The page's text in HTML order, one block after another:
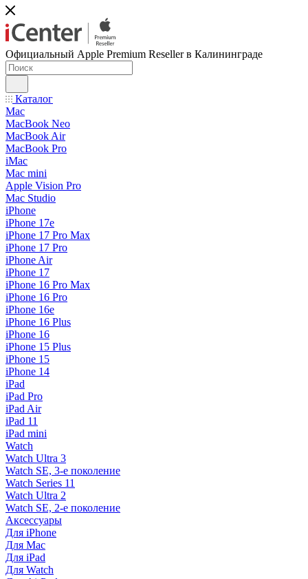
Официальный Apple Premium Reseller в Калининграде
Каталог
Mac
MacBook Neo
MacBook Air
MacBook Pro
iMac
Mac mini
Apple Vision Pro
Mac Studio
iPhone
iPhone 17e
iPhone 17 Pro Max
iPhone 17 Pro
iPhone Air
iPhone 17
iPhone 16 Pro Max
iPhone 16 Pro
iPhone 16e
iPhone 16 Plus
iPhone 16
iPhone 15 Plus
iPhone 15
iPhone 14
iPad
iPad Pro
iPad Air
iPad 11
iPad mini
Watch
Watch Ultra 3
Watch SE, 3-е поколение
Watch Series 11
Watch Ultra 2
Watch SE, 2-е поколение
Аксессуары
Для iPhone
Для Mac
Для iPad
Для Watch